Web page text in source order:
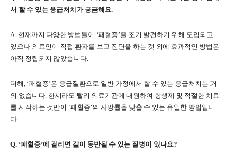
서 할 수 있는 응급처치가 궁금해요.
A. 현재까지 다양한 방법들이 ‘패혈증’을 조기 발견하기 위해 도입되고
있으나 의료인이 직접 환자를 보고 진단을 하는 것 외에 효과적인 방법은
아직 정립되지 않았습니다.
더해, ‘패혈증’은 응급질환으로 일반 가정에서 할 수 있는 응급처치는 거
의 없습니다. 한시라도 빨리 의료기관에 내원하여 항생제 및 적절한 치료
를 시작하는 것만이 ‘패혈증’의 사망률을 낮출 수 있는 유일한 방법입니
다.
Q. ‘패혈증’에 걸리면 같이 동반될 수 있는 질병이 있나요?